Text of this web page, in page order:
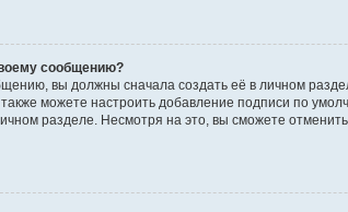
сообщению?
вы должны сначала создать её в личном
можете настроить добавление подписи по
разделе. Несмотря на это, вы сможете